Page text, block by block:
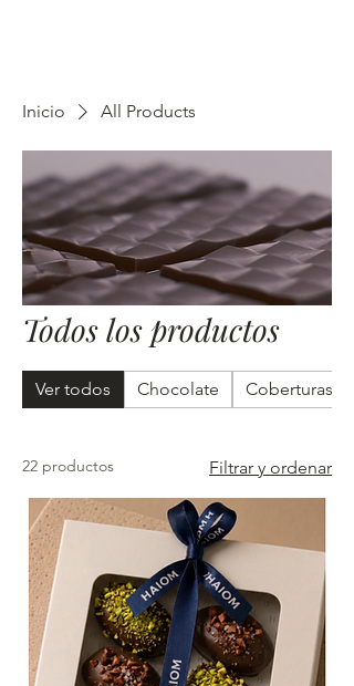
Inicio All Products
Todos los productos
Ver todos Chocolate Coberturas
22 productos Filtrar y ordenar